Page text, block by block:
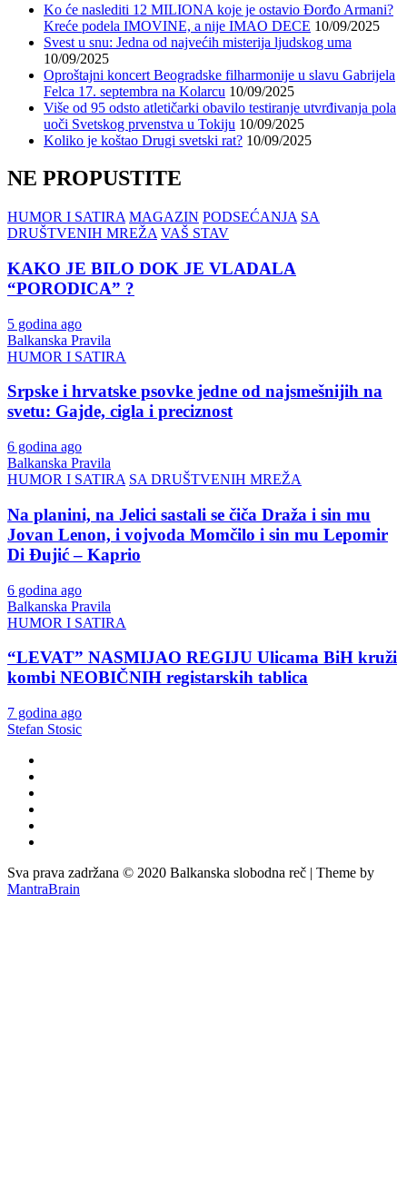
Ko će naslediti 12 MILIONA koje je ostavio Đorđo Armani?
Kreće podela IMOVINE, a nije IMAO DECE 10/09/2025
Svest u snu: Jedna od najvećih misterija ljudskog uma
10/09/2025
Oproštajni koncert Beogradske filharmonije u slavu Gabrijela
Felca 17. septembra na Kolarcu 10/09/2025
Više od 95 odsto atletičarki obavilo testiranje utvrđivanja pola
uoči Svetskog prvenstva u Tokiju 10/09/2025
Koliko je koštao Drugi svetski rat? 10/09/2025
NE PROPUSTITE
HUMOR I SATIRA MAGAZIN PODSEĆANJA SA
DRUŠTVENIH MREŽA VAŠ STAV
KAKO JE BILO DOK JE VLADALA
“PORODICA” ?
5 godina ago
Balkanska Pravila
HUMOR I SATIRA
Srpske i hrvatske psovke jedne od najsmešnijih na
svetu: Gajde, cigla i preciznost
6 godina ago
Balkanska Pravila
HUMOR I SATIRA SA DRUŠTVENIH MREŽA
Na planini, na Jelici sastali se čiča Draža i sin mu
Jovan Lenon, i vojvoda Momčilo i sin mu Lepomir
Di Đujić – Kaprio
6 godina ago
Balkanska Pravila
HUMOR I SATIRA
“LEVAT” NASMIJAO REGIJU Ulicama BiH kruži
kombi NEOBIČNIH registarskih tablica
7 godina ago
Stefan Stosic
Sva prava zadržana © 2020 Balkanska slobodna reč | Theme by
MantraBrain